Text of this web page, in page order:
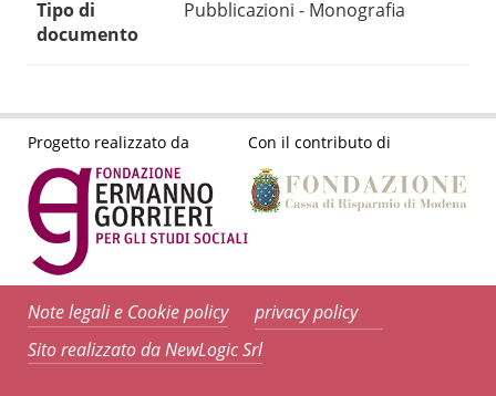
Tipo di
documento
Pubblicazioni - Monografia
Progetto realizzato da Con il contributo di
Note legali e Cookie policy
privacy policy
Sito realizzato da NewLogic Srl